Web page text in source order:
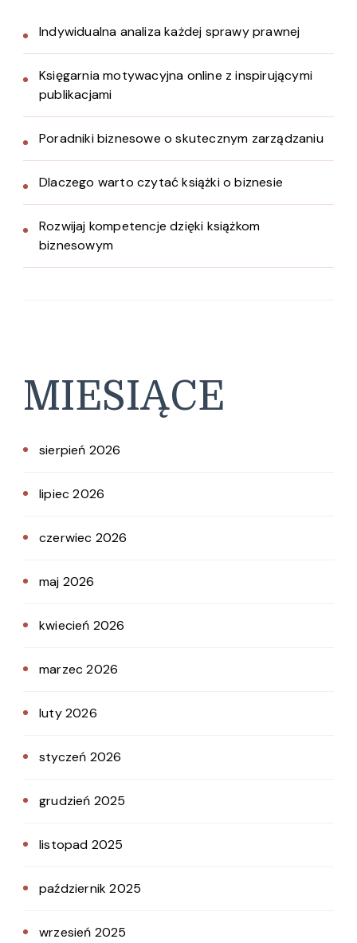
Indywidualna analiza każdej sprawy prawnej
Księgarnia motywacyjna online z inspirującymi
publikacjami
Poradniki biznesowe o skutecznym zarządzaniu
Dlaczego warto czytać książki o biznesie
Rozwijaj kompetencje dzięki książkom
biznesowym
MIESIĄCE
sierpień 2026
lipiec 2026
czerwiec 2026
maj 2026
kwiecień 2026
marzec 2026
luty 2026
styczeń 2026
grudzień 2025
listopad 2025
październik 2025
wrzesień 2025